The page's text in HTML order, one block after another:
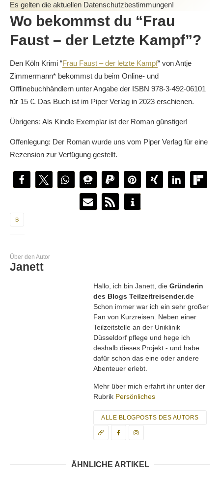
Es gelten die aktuellen Datenschutzbestimmungen!
Wo bekommst du “Frau
Faust – der Letzte Kampf”?
Den Köln Krimi “Frau Faust – der letzte Kampf“ von Antje
Zimmermann* bekommst du beim Online- und
Offlinebuchhändlern unter Angabe der ISBN 978-3-492-06101
für 15 €. Das Buch ist im Piper Verlag in 2023 erschienen.
Übrigens: Als Kindle Exemplar ist der Roman günstiger!
Offenlegung: Der Roman wurde uns vom Piper Verlag für eine
Rezension zur Verfügung gestellt.
B
Über den Autor
Janett
Hallo, ich bin Janett, die Gründerin
des Blogs Teilzeitreisender.de
Schon immer war ich ein sehr großer
Fan von Kurzreisen. Neben einer
Teilzeitstelle an der Uniklinik
Düsseldorf pflege und hege ich
deshalb dieses Projekt - und habe
dafür schon das eine oder andere
Abenteuer erlebt.
Mehr über mich erfahrt ihr unter der
Rubrik Persönliches
ALLE BLOGPOSTS DES AUTORS
ÄHNLICHE ARTIKEL